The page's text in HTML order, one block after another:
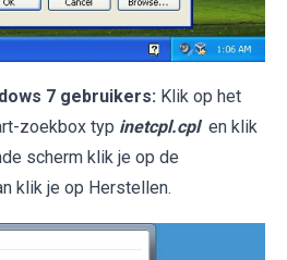
7 gebruikers: Klik op het
zoekbox typ inetcpl.cpl en klik
scherm klik je op de
klik je op Herstellen.